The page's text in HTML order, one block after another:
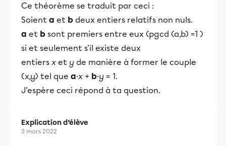
Ce théorème se traduit par ceci :
Soient a et b deux entiers relatifs non nuls.
a et b sont premiers entre eux (pgcd (a,b) =1 )
si et seulement s'il existe deux
entiers x et y de manière à former le couple
(x,y) tel que a·x + b·y = 1.
J'espère ceci répond à ta question.
Explication d’élève
3 mars 2022